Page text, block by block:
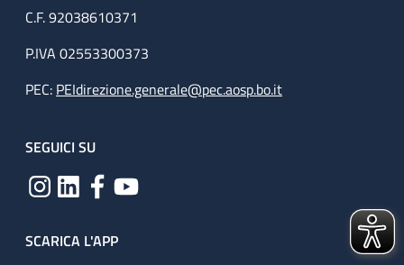
C.F. 92038610371
P.IVA 02553300373
PEC: PEIdirezione.generale@pec.aosp.bo.it
SEGUICI SU
SCARICA L'APP